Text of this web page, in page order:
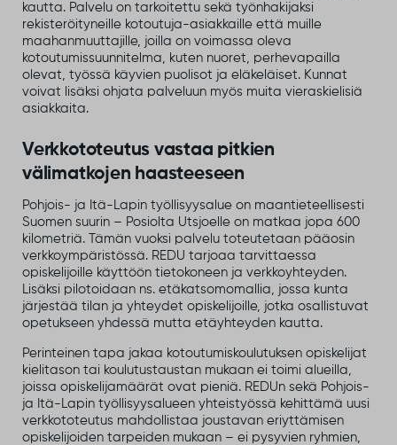
kautta. Palvelu on tarkoitettu sekä työnhakijaksi
rekisteröityneille kotoutuja-asiakkaille että muille
maahanmuuttajille, joilla on voimassa oleva
kotoutumissuunnitelma, kuten nuoret, perhevapailla
olevat, työssä käyvien puolisot ja eläkeläiset. Kunnat
voivat lisäksi ohjata palveluun myös muita vieraskielisiä
asiakkaita.
Verkkototeutus vastaa pitkien
välimatkojen haasteeseen
Pohjois- ja Itä-Lapin työllisyysalue on maantieteellisesti
Suomen suurin – Posiolta Utsjoelle on matkaa jopa 600
kilometriä. Tämän vuoksi palvelu toteutetaan pääosin
verkkoympäristössä. REDU tarjoaa tarvittaessa
opiskelijoille käyttöön tietokoneen ja verkkoyhteyden.
Lisäksi pilotoidaan ns. etäkatsomomallia, jossa kunta
järjestää tilan ja yhteydet opiskelijoille, jotka osallistuvat
opetukseen yhdessä mutta etäyhteyden kautta.
Perinteinen tapa jakaa kotoutumiskoulutuksen opiskelijat
kielitason tai koulutustaustan mukaan ei toimi alueilla,
joissa opiskelijamäärät ovat pieniä. REDUn sekä Pohjois-
ja Itä-Lapin työllisyysalueen yhteistyössä kehittämä uusi
verkkototeutus mahdollistaa joustavan eriyttämisen
opiskelijoiden tarpeiden mukaan – ei pysyvien ryhmien,